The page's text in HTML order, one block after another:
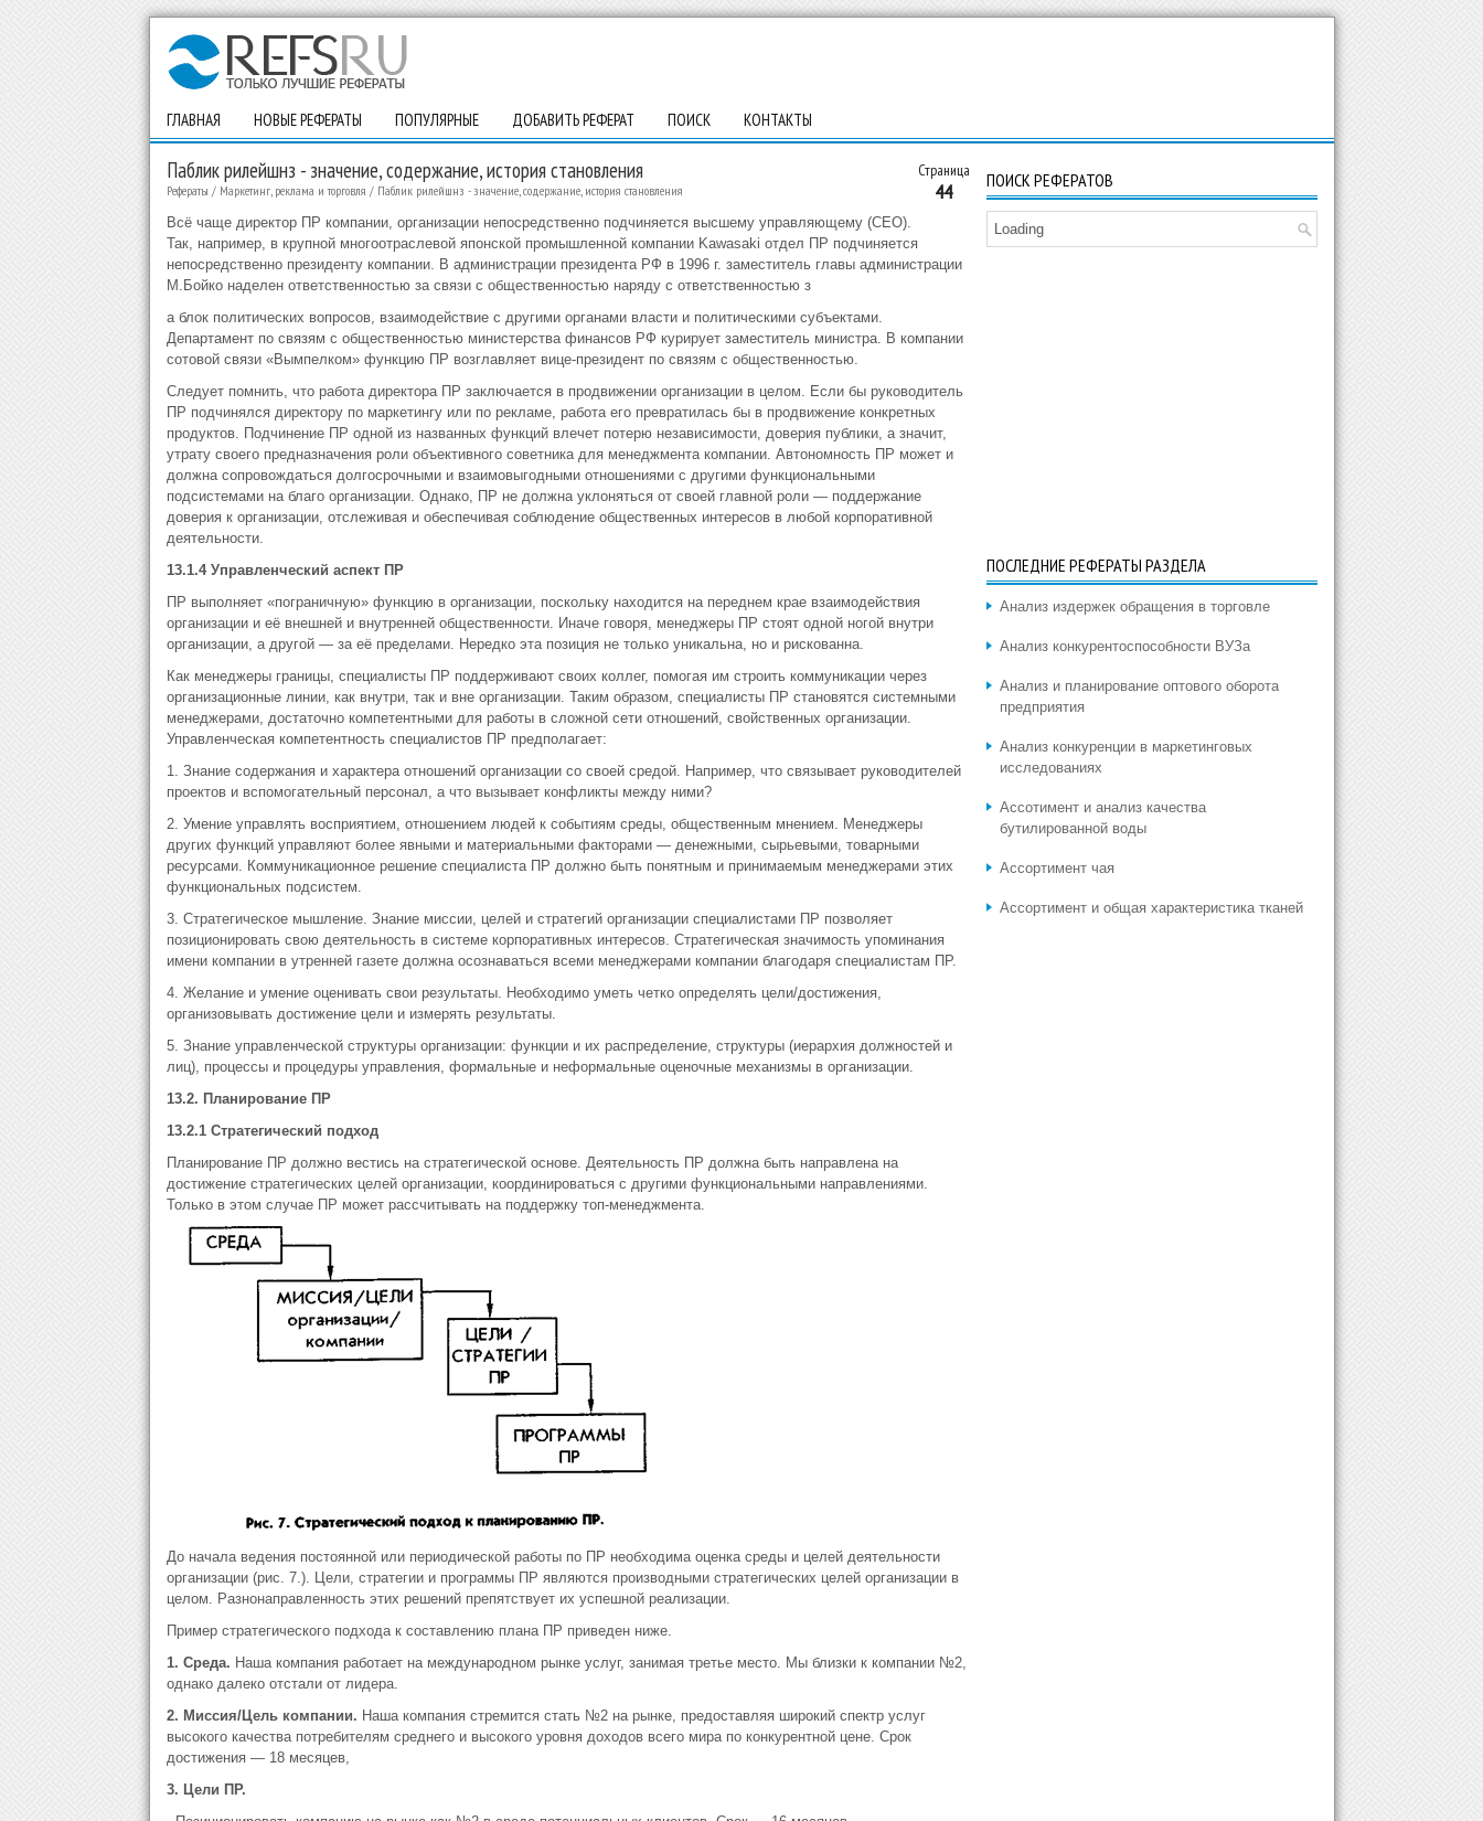
ГЛАВНАЯ НОВЫЕ РЕФЕРАТЫ ПОПУЛЯРНЫЕ ДОБАВИТЬ РЕФЕРАТ ПОИСК КОНТАКТЫ
Страница
44
Паблик рилейшнз - значение, содержание, история становления
Рефераты / Маркетинг, реклама и торговля / Паблик рилейшнз - значение, содержание, история становления
Всё чаще директор ПР компании, организации непосредственно подчиняется высшему управляющему (СЕО).
Так, например, в крупной многоотраслевой японской промышленной компании Kawasaki отдел ПР подчиняется
непосредственно президенту компании. В администрации президента РФ в 1996 г. заместитель главы администрации
М.Бойко наделен ответственностью за связи с общественностью наряду с ответственностью з
а блок политических вопросов, взаимодействие с другими органами власти и политическими субъектами.
Департамент по связям с общественностью министерства финансов РФ курирует заместитель министра. В компании
сотовой связи «Вымпелком» функцию ПР возглавляет вице-президент по связям с общественностью.
Следует помнить, что работа директора ПР заключается в продвижении организации в целом. Если бы руководитель
ПР подчинялся директору по маркетингу или по рекламе, работа его превратилась бы в продвижение конкретных
продуктов. Подчинение ПР одной из названных функций влечет потерю независимости, доверия публики, а значит,
утрату своего предназначения роли объективного советника для менеджмента компании. Автономность ПР может и
должна сопровождаться долгосрочными и взаимовыгодными отношениями с другими функциональными
подсистемами на благо организации. Однако, ПР не должна уклоняться от своей главной роли — поддержание
доверия к организации, отслеживая и обеспечивая соблюдение общественных интересов в любой корпоративной
деятельности.
13.1.4 Управленческий аспект ПР
ПР выполняет «пограничную» функцию в организации, поскольку находится на переднем крае взаимодействия
организации и её внешней и внутренней общественности. Иначе говоря, менеджеры ПР стоят одной ногой внутри
организации, а другой — за её пределами. Нередко эта позиция не только уникальна, но и рискованна.
Как менеджеры границы, специалисты ПР поддерживают своих коллег, помогая им строить коммуникации через
организационные линии, как внутри, так и вне организации. Таким образом, специалисты ПР становятся системными
менеджерами, достаточно компетентными для работы в сложной сети отношений, свойственных организации.
Управленческая компетентность специалистов ПР предполагает:
1. Знание содержания и характера отношений организации со своей средой. Например, что связывает руководителей
проектов и вспомогательный персонал, а что вызывает конфликты между ними?
2. Умение управлять восприятием, отношением людей к событиям среды, общественным мнением. Менеджеры
других функций управляют более явными и материальными факторами — денежными, сырьевыми, товарными
ресурсами. Коммуникационное решение специалиста ПР должно быть понятным и принимаемым менеджерами этих
функциональных подсистем.
3. Стратегическое мышление. Знание миссии, целей и стратегий организации специалистами ПР позволяет
позиционировать свою деятельность в системе корпоративных интересов. Стратегическая значимость упоминания
имени компании в утренней газете должна осознаваться всеми менеджерами компании благодаря специалистам ПР.
4. Желание и умение оценивать свои результаты. Необходимо уметь четко определять цели/достижения,
организовывать достижение цели и измерять результаты.
5. Знание управленческой структуры организации: функции и их распределение, структуры (иерархия должностей и
лиц), процессы и процедуры управления, формальные и неформальные оценочные механизмы в организации.
13.2. Планирование ПР
13.2.1 Стратегический подход
Планирование ПР должно вестись на стратегической основе. Деятельность ПР должна быть направлена на
достижение стратегических целей организации, координироваться с другими функциональными направлениями.
Только в этом случае ПР может рассчитывать на поддержку топ-менеджмента.
До начала ведения постоянной или периодической работы по ПР необходима оценка среды и целей деятельности
организации (рис. 7.). Цели, стратегии и программы ПР являются производными стратегических целей организации в
целом. Разнонаправленность этих решений препятствует их успешной реализации.
Пример стратегического подхода к составлению плана ПР приведен ниже.
1. Среда. Наша компания работает на международном рынке услуг, занимая третье место. Мы близки к компании №2,
однако далеко отстали от лидера.
2. Миссия/Цель компании. Наша компания стремится стать №2 на рынке, предоставляя широкий спектр услуг
высокого качества потребителям среднего и высокого уровня доходов всего мира по конкурентной цене. Срок
достижения — 18 месяцев,
3. Цели ПР.
ПОИСК РЕФЕРАТОВ
Loading
ПОСЛЕДНИЕ РЕФЕРАТЫ РАЗДЕЛА
Анализ издержек обращения в торговле
Анализ конкурентоспособности ВУЗа
Анализ и планирование оптового оборота
предприятия
Анализ конкуренции в маркетинговых
исследованиях
Ассотимент и анализ качества
бутилированной воды
Ассортимент чая
Ассортимент и общая характеристика тканей